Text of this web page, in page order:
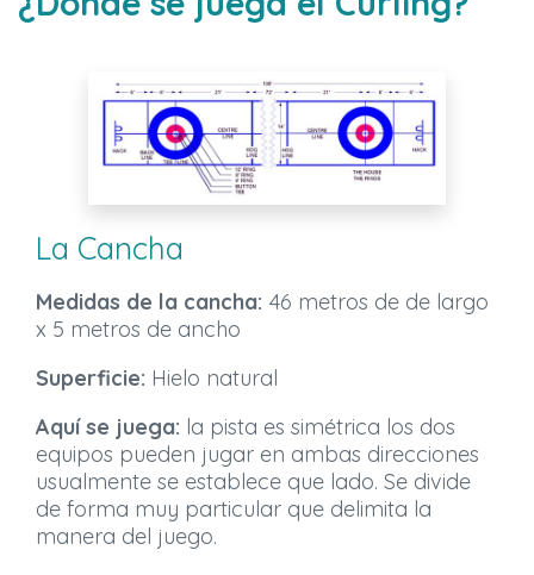
La Cancha
Medidas de la cancha: 46 metros de de largo
x 5 metros de ancho
Superficie: Hielo natural
Aquí se juega: la pista es simétrica los dos
equipos pueden jugar en ambas direcciones
usualmente se establece que lado. Se divide
de forma muy particular que delimita la
manera del juego.